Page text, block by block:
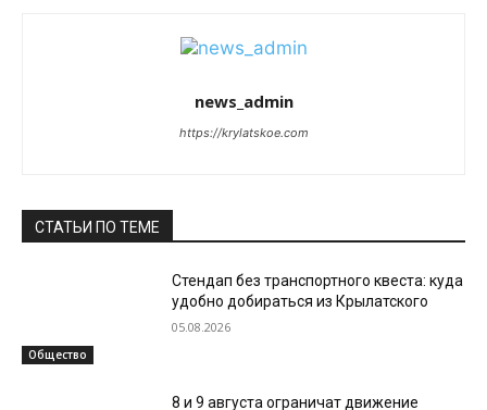
news_admin
https://krylatskoe.com
СТАТЬИ ПО ТЕМЕ
Общество
Стендап без транспортного квеста: куда
удобно добираться из Крылатского
05.08.2026
8 и 9 августа ограничат движение